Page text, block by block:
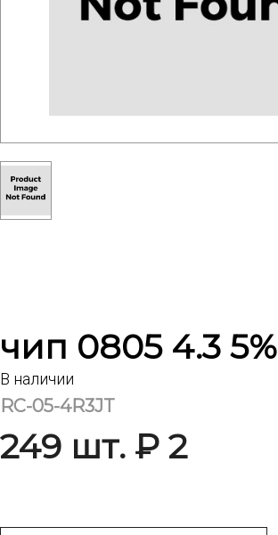
чип 0805 4.3 5%
В наличии
RC-05-4R3JT
249 шт. ₽ 2